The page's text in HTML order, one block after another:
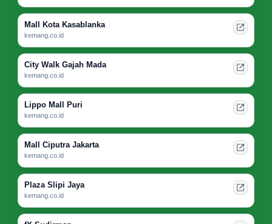
Mall Kota Kasablanka
kemang.co.id
City Walk Gajah Mada
kemang.co.id
Lippo Mall Puri
kemang.co.id
Mall Ciputra Jakarta
kemang.co.id
Plaza Slipi Jaya
kemang.co.id